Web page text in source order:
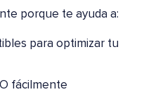
porque te ayuda a:
para optimizar tu
fácilmente